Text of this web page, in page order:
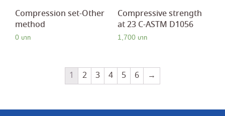
Compression set-Other
method
0
Compressive strength
at 23 C-ASTM D1056
1,700
1 2 3 4 5 6 →